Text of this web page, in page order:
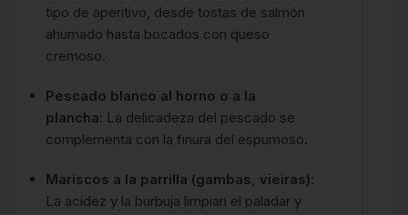
tipo de aperitivo, desde tostas de salmón
ahumado hasta bocados con queso
cremoso.
Pescado blanco al horno o a la
plancha: La delicadeza del pescado se
complementa con la finura del espumoso.
Mariscos a la parrilla (gambas, vieiras):
La acidez y la burbuja limpian el paladar y